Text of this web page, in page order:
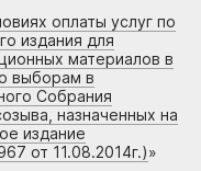
оплаты услуг по
издания для
материалов в
выборам в
Собрания
назначенных на
издание
от 11.08.2014г.)»